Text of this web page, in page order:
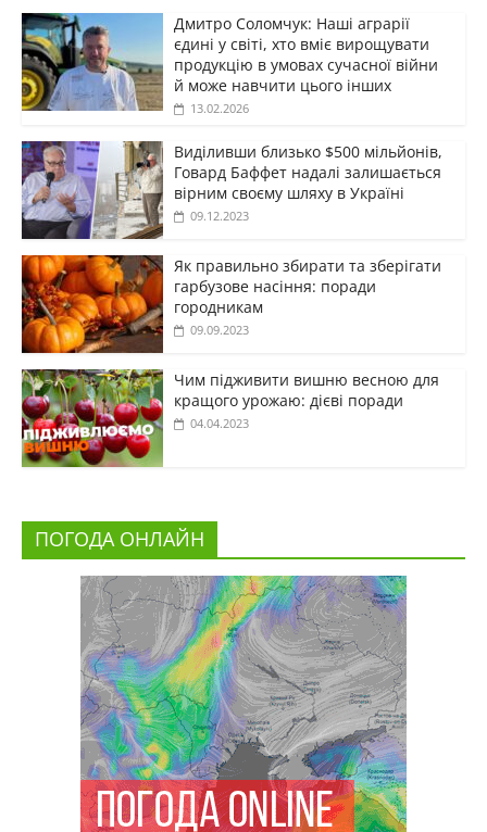
Дмитро Соломчук: Наші аграрії
єдині у світі, хто вміє вирощувати
продукцію в умовах сучасної війни
й може навчити цього інших
13.02.2026
Виділивши близько $500 мільйонів,
Говард Баффет надалі залишається
вірним своєму шляху в Україні
09.12.2023
Як правильно збирати та зберігати
гарбузове насіння: поради
городникам
09.09.2023
Чим підживити вишню весною для
кращого урожаю: дієві поради
04.04.2023
ПОГОДА ОНЛАЙН